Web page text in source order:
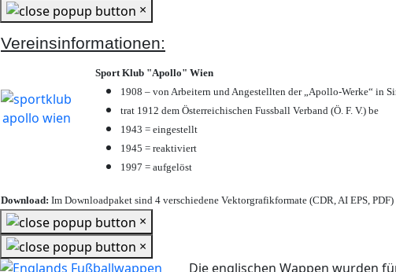
×
Vereinsinformationen:
Sport Klub "Apollo" Wien
1908 – von Arbeitern und Angestellten der „Apollo-Werke“ in
trat 1912 dem Österreichischen Fussball Verband (Ö. F. V.) be
1943 = eingestellt
1945 = reaktiviert
1997 = aufgelöst
Download: Im Downloadpaket sind 4 verschiedene Vektorgrafikformate (CDR, AI EPS,
×
×
Die englischen Wappen wurden